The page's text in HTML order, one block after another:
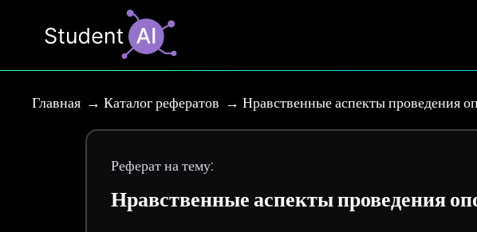
Главная Каталог рефератов Нравственные аспекты проведения
Реферат на тему:
Нравственные аспекты проведения